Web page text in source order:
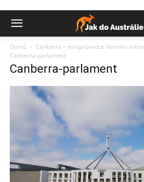
Domů
Canberra – miniprůvodce hlavním
Canberra-parlament
Canberra-parlament